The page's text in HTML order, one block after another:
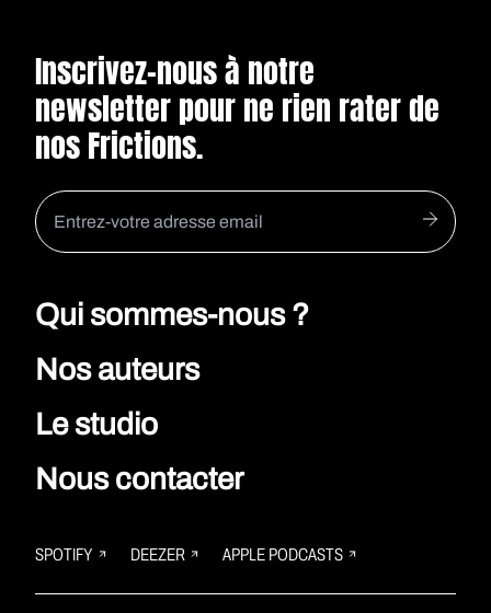
Inscrivez-nous à notre
newsletter pour ne rien rater de
nos Frictions.
Qui sommes-nous ?
Nos auteurs
Le studio
Nous contacter
SPOTIFY DEEZER APPLE PODCASTS